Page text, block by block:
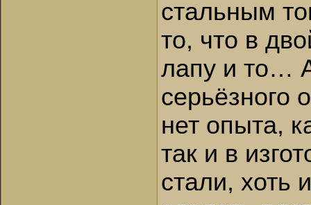
стальным
то, что в
лапу и то…
серьёзного
нет опыта,
так и в
стали, хоть